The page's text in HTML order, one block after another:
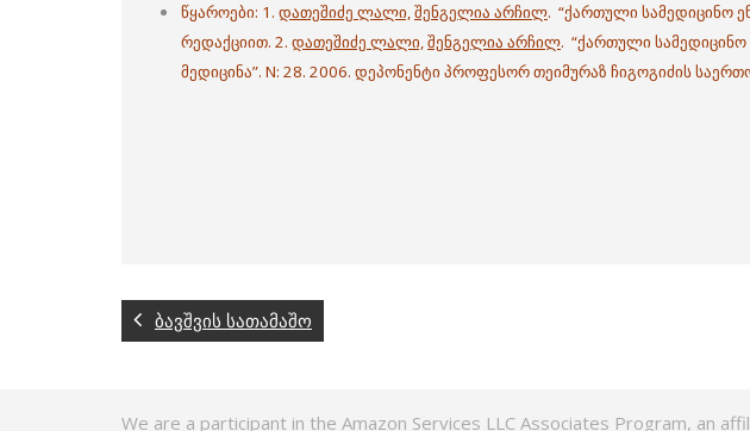
წყაროები: 1. დათეშიძე ლალი,შენგელია არჩილ. “ქართული სამედიცინო
რედაქციით. 2. დათეშიძე ლალი,შენგელია არჩილ. “ქართული
მედიცინა”. N: 28. 2006. დეპონენტი პროფესორ თეიმურაზ ჩიგოგიძის
ბავშვის სათამაშო
We are a participant in the Amazon Services LLC Associates Program, an